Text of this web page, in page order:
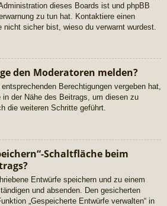
dieses Boards ist und phpBB
zu tun hat. Kontaktiere einen
nicht sicher bist, wieso du verwarnt wurdest.
den Moderatoren melden?
Berechtigungen vergeben hat,
der Nähe des Beitrags, um diesen zu
die weiteren Schritte geführt.
Schaltfläche beim
Entwürfe speichern und zu einem
und absenden. Den gesicherten
„Gespeicherte Entwürfe verwalten“ in